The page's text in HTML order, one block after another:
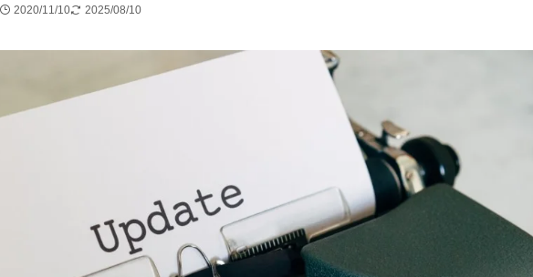
2020/11/10 2025/08/10